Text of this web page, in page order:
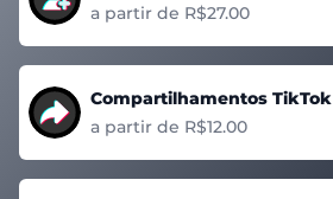
a partir de R$27.00
Compartilhamentos TikTok
a partir de R$12.00